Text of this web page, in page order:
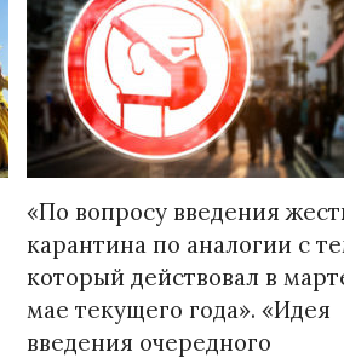
«По вопросу введения
карантина по аналогии с
который действовал в
мае текущего года». «Идея
введения очередного